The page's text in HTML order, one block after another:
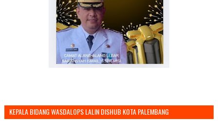
KEPALA BIDANG WASDALOPS LALIN DISHUB KOTA PALEMBANG